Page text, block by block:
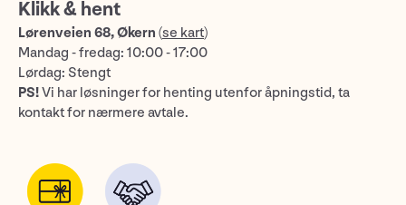
Klikk & hent
Lørenveien 68, Økern (se kart)
Mandag - fredag: 10:00 - 17:00
Lørdag: Stengt
PS!Vi har løsninger for henting utenfor åpningstid, ta
kontakt for nærmere avtale.